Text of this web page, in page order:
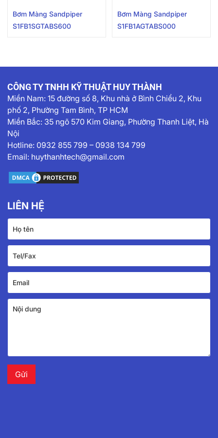
Bơm Màng Sandpiper
S1FB1SGTABS600
Bơm Màng Sandpiper
S1FB1AGTABS000
CÔNG TY TNHH KỸ THUẬT HUY THÀNH
Miền Nam: 15 đường số 8, Khu nhà ở Bình Chiểu 2, Khu
phố 2, Phường Tam Bình, TP HCM
Miền Bắc: 35 ngõ 570 Kim Giang, Phường Thanh Liệt, Hà
Nội
Hotline: 0932 855 799 – 0938 134 799
Email: huythanhtech@gmail.com
LIÊN HỆ